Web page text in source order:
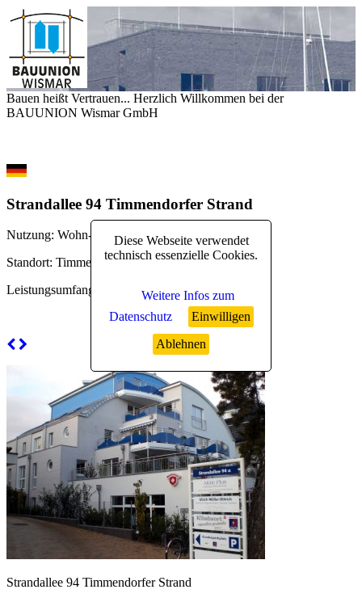
Diese Webseite verwendet
technisch essenzielle Cookies.
Weitere Infos zum
Datenschutz
Einwilligen
Ablehnen
Bauen heißt Vertrauen... Herzlich Willkommen bei der
BAUUNION Wismar GmbH
Strandallee 94 Timmendorfer Strand
Nutzung: Wohn- und Geschäftshaus
Standort: Timmendorfer Strand
Leistungsumfang
: erweiterter Rohbau
Strandallee 94 Timmendorfer Strand